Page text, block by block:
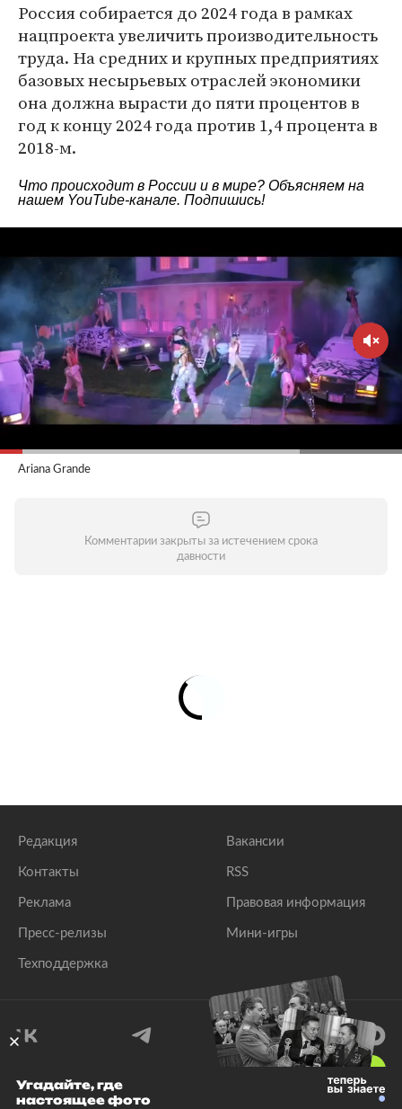
Россия собирается до 2024 года в рамках
нацпроекта увеличить производительность
труда. На средних и крупных предприятиях
базовых несырьевых отраслей экономики
она должна вырасти до пяти процентов в
год к концу 2024 года против 1,4 процента в
2018-м.
Что происходит в России и в мире? Объясняем на
нашем YouTube-канале. Подпишись!
Ariana Grande
Комментарии закрыты за истечением срока
давности
Редакция
Контакты
Реклама
Пресс-релизы
Техподдержка
Вакансии
RSS
Правовая информация
Мини-игры
© 1999–2026 Все права защищены.
Угадайте, где
настоящее фото